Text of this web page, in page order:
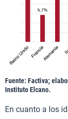
Fuente: Factiva;
Instituto Elcano.
En cuanto a los